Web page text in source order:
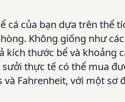
cá của bạn dựa trên thể
Không giống như
kích thước bể và khoảng
thực tế có thể mua
Fahrenheit, với một sơ